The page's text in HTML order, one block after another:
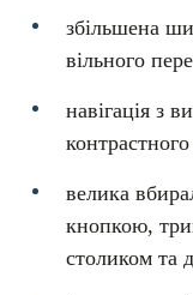
збільшена
вільного
навігація з
велика
кнопкою,
столиком та